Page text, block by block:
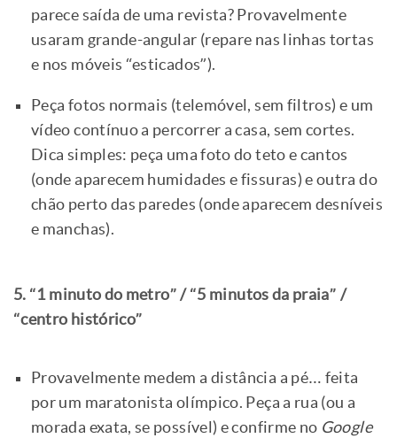
parece saída de uma revista? Provavelmente
usaram grande-angular (repare nas linhas tortas
e nos móveis “esticados”).
Peça fotos normais (telemóvel, sem filtros) e um
vídeo contínuo a percorrer a casa, sem cortes.
Dica simples: peça uma foto do teto e cantos
(onde aparecem humidades e fissuras) e outra do
chão perto das paredes (onde aparecem desníveis
e manchas).
5. “1 minuto do metro” / “5 minutos da praia” /
“centro histórico”
Provavelmente medem a distância a pé… feita
por um maratonista olímpico. Peça a rua (ou a
morada exata, se possível) e confirme no Google